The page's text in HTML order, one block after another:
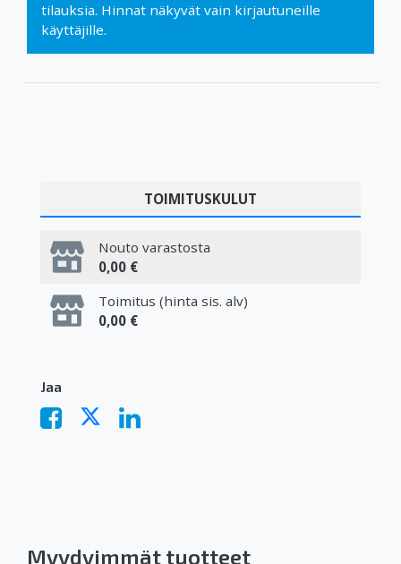
tilauksia. Hinnat näkyvät vain kirjautuneille
käyttäjille.
TOIMITUSKULUT
Nouto varastosta
0,00 €
Toimitus (hinta sis. alv)
0,00 €
Jaa
Myydyimmät tuotteet